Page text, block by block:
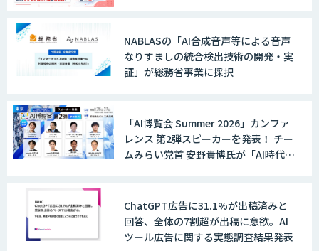
NABLASの「AI合成音声等による音声
なりすましの統合検出技術の開発・実
証」が総務省事業に採択
「AI博覧会 Summer 2026」カンファ
レンス 第2弾スピーカーを発表！ チー
ムみらい党首 安野貴博氏が「AI時代の
事例も公開
ChatGPT広告に31.1%が出稿済みと
回答、全体の7割超が出稿に意欲。AI
ツール広告に関する実態調査結果発表